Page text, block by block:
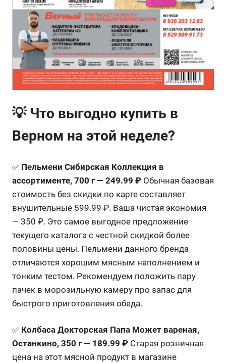
💡 Что выгодно купить в
Верном на этой неделе?
✅ Пельмени Сибирская Коллекция в
ассортименте, 700 г — 249.99 ₽ Обычная базовая
стоимость без скидки по карте составляет
внушительные 599.99 ₽. Ваша чистая экономия
— 350 ₽. Это самое выгодное предложение
текущего каталога с честной скидкой более
половины цены. Пельмени данного бренда
отличаются хорошим мясным наполнением и
тонким тестом. Рекомендуем положить пару
пачек в морозильную камеру про запас для
быстрого приготовления обеда.
✅ Колбаса Докторская Папа Может вареная,
Останкино, 350 г — 189.99 ₽ Старая розничная
цена на этот мясной продукт в магазине